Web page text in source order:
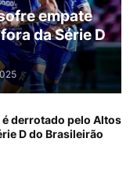
empate
da Série D
derrotado pelo Altos
D do Brasileirão